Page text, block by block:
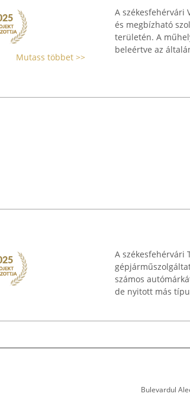
Mutass többet >>
A székesfehérvári
és megbízható
területén. A
beleértve az
A székesfehérvári
számos
de nyitott más
Bulevardul